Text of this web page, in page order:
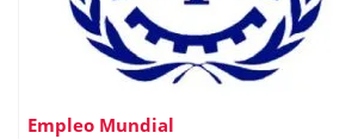
Empleo Mundial